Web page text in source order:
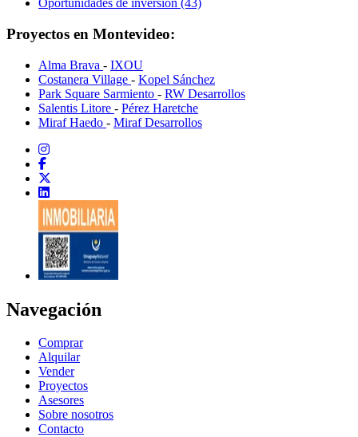
Oportunidades de inversión (43)
Proyectos en Montevideo:
Alma Brava - IXOU
Costanera Village - Kopel Sánchez
Park Square Sarmiento - RW Desarrollos
Salentis Litore - Pérez Haretche
Miraf Haedo - Miraf Desarrollos
Navegación
Comprar
Alquilar
Vender
Proyectos
Asesores
Sobre nosotros
Contacto